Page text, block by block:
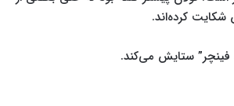
شکایت کرده‌اند.